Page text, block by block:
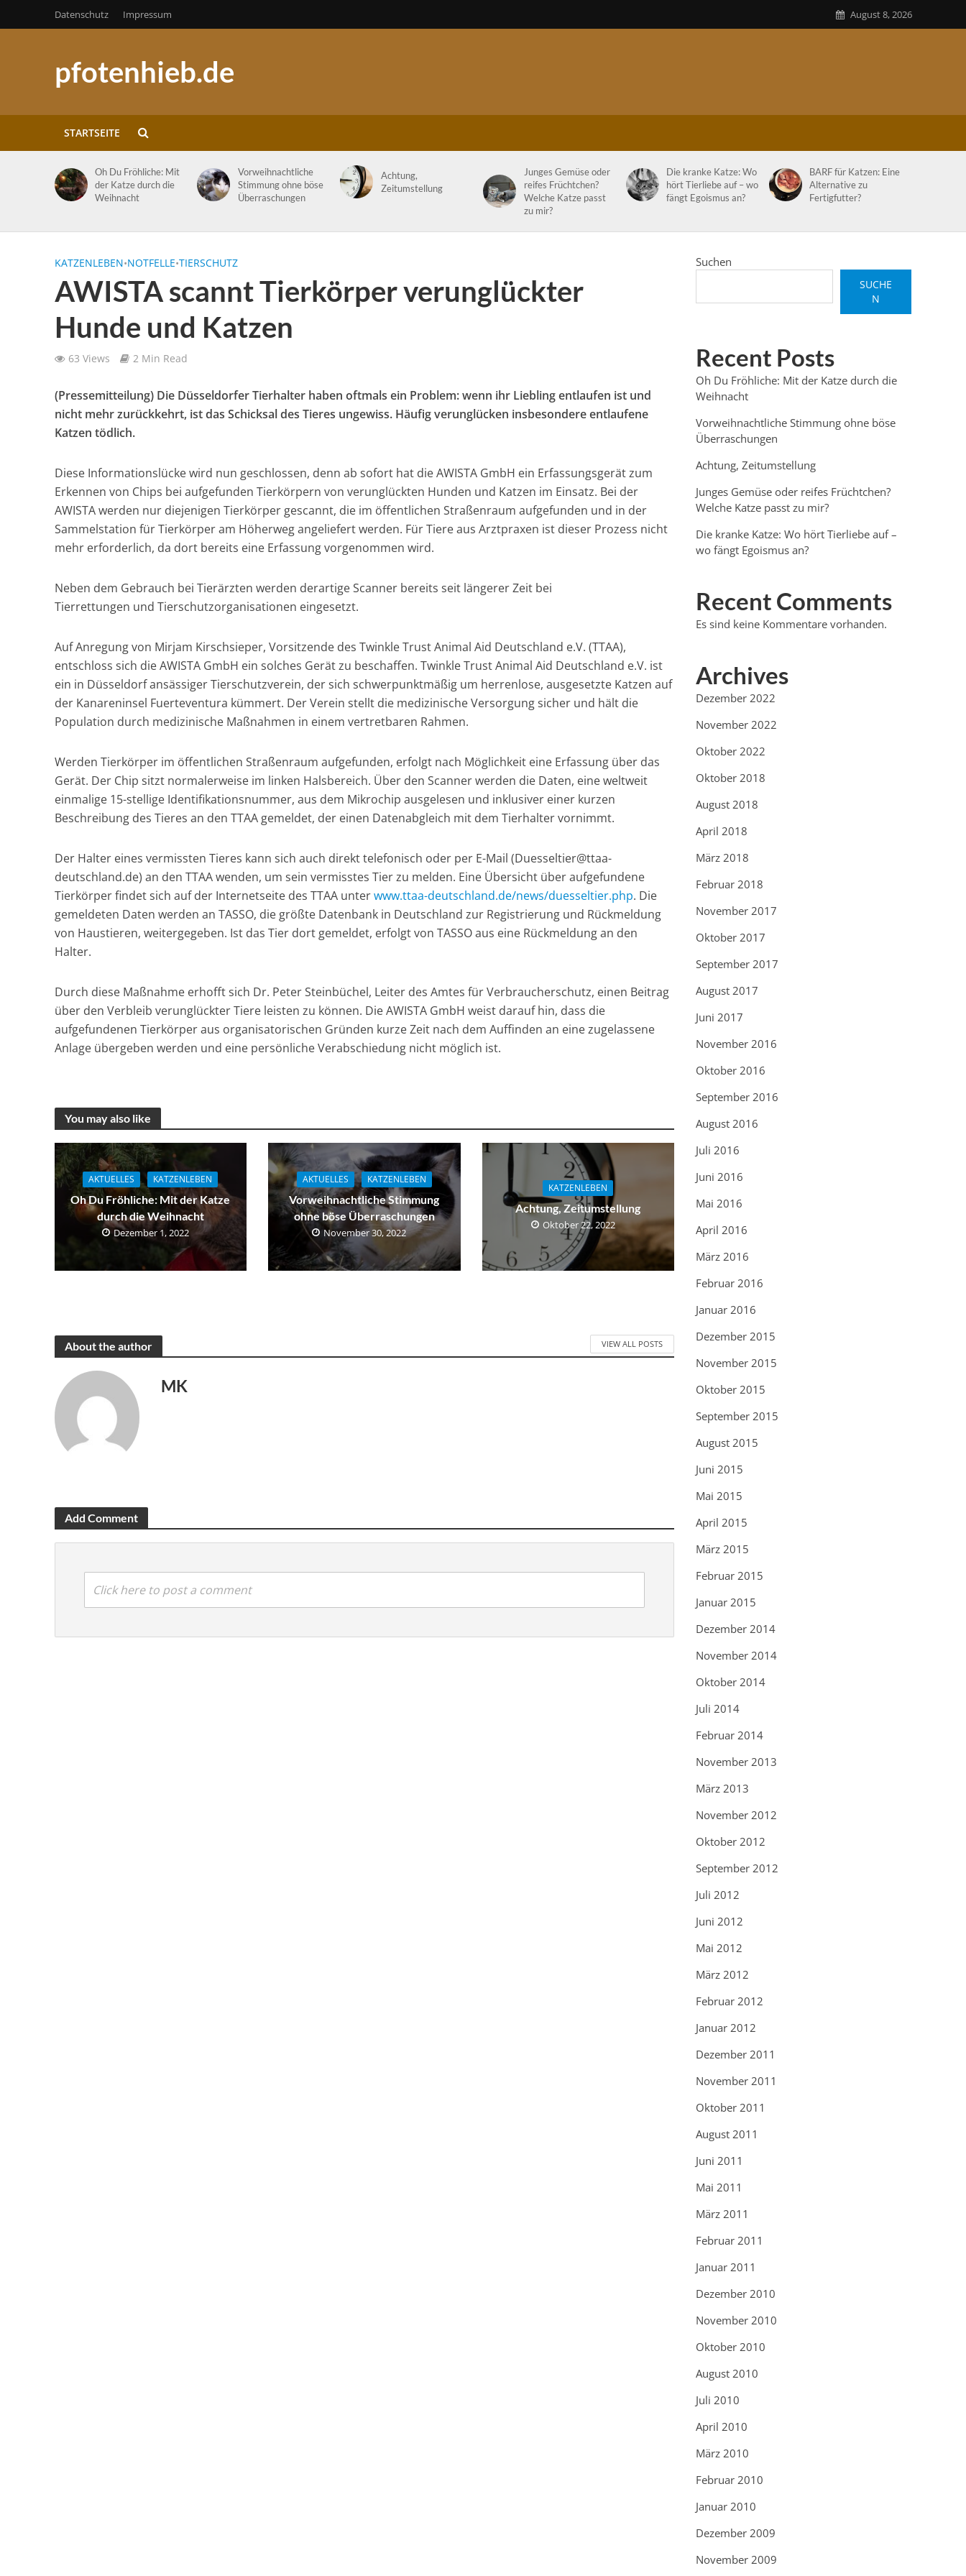
Datenschutz Impressum August 8, 2026
pfotenhieb.de
STARTSEITE
Oh Du Fröhliche: Mit
der Katze durch die
Weihnacht
Vorweihnachtliche
Stimmung ohne böse
Überraschungen
Achtung,
Zeitumstellung
Junges Gemüse oder
reifes Früchtchen?
Welche Katze passt
zu mir?
Die kranke Katze: Wo
hört Tierliebe auf – wo
fängt Egoismus an?
BARF für Katzen: Eine
Alternative zu
Fertigfutter?
KATZENLEBEN•NOTFELLE•TIERSCHUTZ
AWISTA scannt Tierkörper verunglückter
Hunde und Katzen
63 Views 2 Min Read
(Pressemitteilung) Die Düsseldorfer Tierhalter haben oftmals ein Problem: wenn ihr Liebling entlaufen ist und
nicht mehr zurückkehrt, ist das Schicksal des Tieres ungewiss. Häufig verunglücken insbesondere entlaufene
Katzen tödlich.
Diese Informationslücke wird nun geschlossen, denn ab sofort hat die AWISTA GmbH ein Erfassungsgerät zum
Erkennen von Chips bei aufgefunden Tierkörpern von verunglückten Hunden und Katzen im Einsatz. Bei der
AWISTA werden nur diejenigen Tierkörper gescannt, die im öffentlichen Straßenraum aufgefunden und in der
Sammelstation für Tierkörper am Höherweg angeliefert werden. Für Tiere aus Arztpraxen ist dieser Prozess nicht
mehr erforderlich, da dort bereits eine Erfassung vorgenommen wird.
Neben dem Gebrauch bei Tierärzten werden derartige Scanner bereits seit längerer Zeit bei
Tierrettungen und Tierschutzorganisationen eingesetzt.
Auf Anregung von Mirjam Kirschsieper, Vorsitzende des Twinkle Trust Animal Aid Deutschland e.V. (TTAA),
entschloss sich die AWISTA GmbH ein solches Gerät zu beschaffen. Twinkle Trust Animal Aid Deutschland e.V. ist
ein in Düsseldorf ansässiger Tierschutzverein, der sich schwerpunktmäßig um herrenlose, ausgesetzte Katzen auf
der Kanareninsel Fuerteventura kümmert. Der Verein stellt die medizinische Versorgung sicher und hält die
Population durch medizinische Maßnahmen in einem vertretbaren Rahmen.
Werden Tierkörper im öffentlichen Straßenraum aufgefunden, erfolgt nach Möglichkeit eine Erfassung über das
Gerät. Der Chip sitzt normalerweise im linken Halsbereich. Über den Scanner werden die Daten, eine weltweit
einmalige 15-stellige Identifikationsnummer, aus dem Mikrochip ausgelesen und inklusiver einer kurzen
Beschreibung des Tieres an den TTAA gemeldet, der einen Datenabgleich mit dem Tierhalter vornimmt.
Der Halter eines vermissten Tieres kann sich auch direkt telefonisch oder per E-Mail (Duesseltier@ttaa-
deutschland.de) an den TTAA wenden, um sein vermisstes Tier zu melden. Eine Übersicht über aufgefundene
Tierkörper findet sich auf der Internetseite des TTAA unterwww.ttaa-deutschland.de/news/duesseltier.php. Die
gemeldeten Daten werden an TASSO, die größte Datenbank in Deutschland zur Registrierung und Rückmeldung
von Haustieren, weitergegeben. Ist das Tier dort gemeldet, erfolgt von TASSO aus eine Rückmeldung an den
Halter.
Durch diese Maßnahme erhofft sich Dr. Peter Steinbüchel, Leiter des Amtes für Verbraucherschutz, einen Beitrag
über den Verbleib verunglückter Tiere leisten zu können. Die AWISTA GmbH weist darauf hin, dass die
aufgefundenen Tierkörper aus organisatorischen Gründen kurze Zeit nach dem Auffinden an eine zugelassene
Anlage übergeben werden und eine persönliche Verabschiedung nicht möglich ist.
You may also like
AKTUELLES KATZENLEBEN
Oh Du Fröhliche: Mit der Katze
durch die Weihnacht
Dezember 1, 2022
AKTUELLES KATZENLEBEN
Vorweihnachtliche Stimmung
ohne böse Überraschungen
November 30, 2022
KATZENLEBEN
Achtung, Zeitumstellung
Oktober 22, 2022
About the author VIEW ALL POSTS
MK
Add Comment
Click here to post a comment
Suchen
SUCHE
N
Recent Posts
Oh Du Fröhliche: Mit der Katze durch die
Weihnacht
Vorweihnachtliche Stimmung ohne böse
Überraschungen
Achtung, Zeitumstellung
Junges Gemüse oder reifes Früchtchen?
Welche Katze passt zu mir?
Die kranke Katze: Wo hört Tierliebe auf –
wo fängt Egoismus an?
Recent Comments
Es sind keine Kommentare vorhanden.
Archives
Dezember 2022
November 2022
Oktober 2022
Oktober 2018
August 2018
April 2018
März 2018
Februar 2018
November 2017
Oktober 2017
September 2017
August 2017
Juni 2017
November 2016
Oktober 2016
September 2016
August 2016
Juli 2016
Juni 2016
Mai 2016
April 2016
März 2016
Februar 2016
Januar 2016
Dezember 2015
November 2015
Oktober 2015
September 2015
August 2015
Juni 2015
Mai 2015
April 2015
März 2015
Februar 2015
Januar 2015
Dezember 2014
November 2014
Oktober 2014
Juli 2014
Februar 2014
November 2013
März 2013
November 2012
Oktober 2012
September 2012
Juli 2012
Juni 2012
Mai 2012
März 2012
Februar 2012
Januar 2012
Dezember 2011
November 2011
Oktober 2011
August 2011
Juni 2011
Mai 2011
März 2011
Februar 2011
Januar 2011
Dezember 2010
November 2010
Oktober 2010
August 2010
Juli 2010
April 2010
März 2010
Februar 2010
Januar 2010
Dezember 2009
November 2009